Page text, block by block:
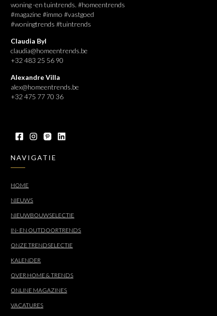
woning -en tuintrends. #homeentrends
#magazine #immo #vastgoed
#woningtrends #tuintrends
Claudia Byl
claudia@homeentrends.be
+32 483 25 56 90
Alexandre Villa
alex@homeentrends.be
+32 475 77 70 36
NAVIGATIE
HOME
NIEUWS
NIEUWBOUWSELECTIE
IN- EN OUTDOORTRENDS
ONZE TRENDSELECTIE
KALENDER
OVER HOME & TRENDS
ONLINE MAGAZINES
VACATURES